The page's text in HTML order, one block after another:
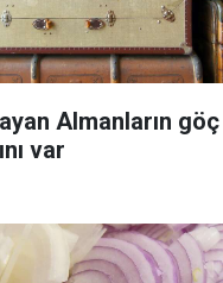
Almanların
var